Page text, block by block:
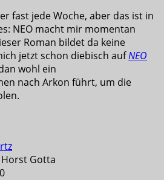
fast jede Woche, aber das ist in
NEO macht mir momentan
Roman bildet da keine
jetzt schon diebisch aufNEO
wohl ein
nach Arkon führt, um die
Gotta